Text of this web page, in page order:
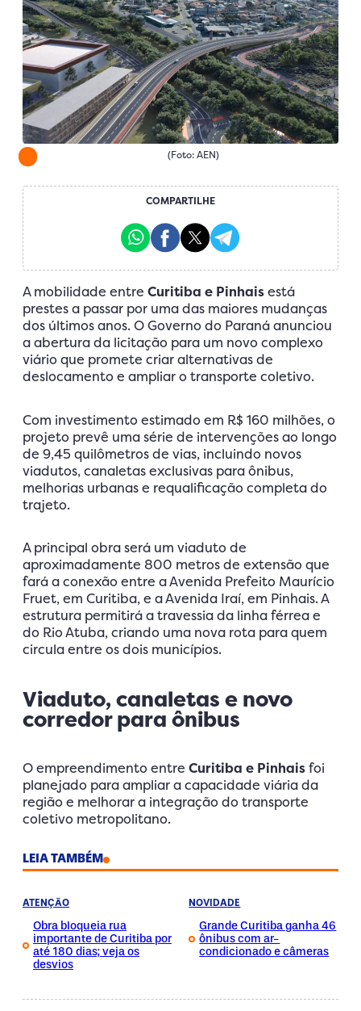
(Foto: AEN)
COMPARTILHE
A mobilidade entre Curitiba e Pinhaisestá
prestes a passar por uma das maiores mudanças
dos últimos anos. O Governo do Paraná anunciou
a abertura da licitação para um novo complexo
viário que promete criar alternativas de
deslocamento e ampliar o transporte coletivo.
Com investimento estimado em R$ 160 milhões, o
projeto prevê uma série de intervenções ao longo
de 9,45 quilômetros de vias, incluindo novos
viadutos, canaletas exclusivas para ônibus,
melhorias urbanas e requalificação completa do
trajeto.
A principal obra será um viaduto de
aproximadamente 800 metros de extensão que
fará a conexão entre a Avenida Prefeito Maurício
Fruet, em Curitiba, e a Avenida Iraí, em Pinhais. A
estrutura permitirá a travessia da linha férrea e
do Rio Atuba, criando uma nova rota para quem
circula entre os dois municípios.
Viaduto, canaletas e novo
corredor para ônibus
O empreendimento entre Curitiba e Pinhaisfoi
planejado para ampliar a capacidade viária da
região e melhorar a integração do transporte
coletivo metropolitano.
LEIA TAMBÉM
ATENÇÃO
Obra bloqueia rua
importante de Curitiba por
até 180 dias; veja os
desvios
NOVIDADE
Grande Curitiba ganha 46
ônibus com ar-
condicionado e câmeras